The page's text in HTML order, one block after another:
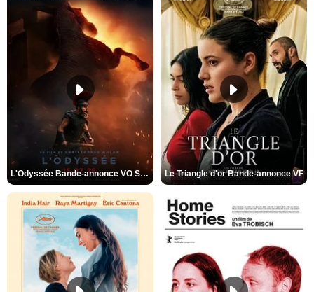
L'Odyssée Bande-annonce VO STFR Le Triangle d'or Bande-annonce VF